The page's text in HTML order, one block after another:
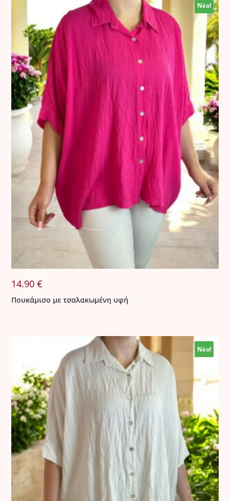
Νέο!
Νέο!
14.90€
Πουκάμισο με τσαλακωμένη υφή
Νέο!
Νέο!